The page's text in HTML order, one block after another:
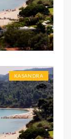
KASANDRA